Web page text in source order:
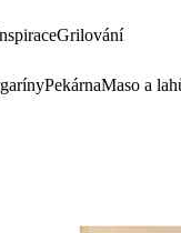
Grilování
PekárnaMaso a